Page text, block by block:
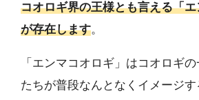
コオロギ界の王様とも言える「
が存在します。
「エンマコオロギ」はコオロギ
たちが普段なんとなくイメージ